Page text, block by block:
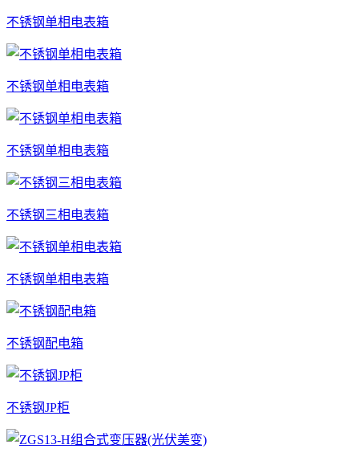
不锈钢单相电表箱
不锈钢单相电表箱
不锈钢单相电表箱
不锈钢三相电表箱
不锈钢单相电表箱
不锈钢配电箱
不锈钢JP柜